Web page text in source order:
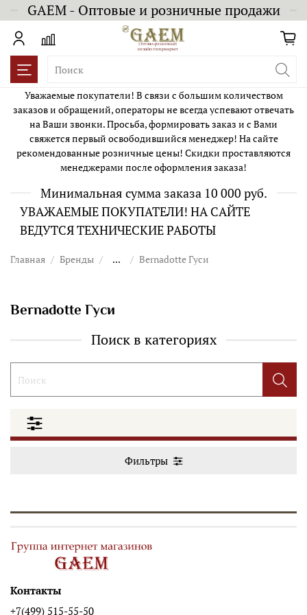
GAEM - Оптовые и розничные продажи
Уважаемые покупатели! В связи с большим количеством
заказов и обращений, операторы не всегда успевают отвечать
на Ваши звонки. Просьба, формировать заказ и с Вами
свяжется первый освободившийся менеджер! На сайте
рекомендованные розничные цены! Скидки проставляются
менеджерами после оформления заказа!
Минимальная сумма заказа 10 000 руб.
УВАЖАЕМЫЕ ПОКУПАТЕЛИ! НА САЙТЕ
ВЕДУТСЯ ТЕХНИЧЕСКИЕ РАБОТЫ
Главная Бренды ... Bernadotte Гуси
Bernadotte Гуси
Поиск в категориях
Фильтры
Контакты
+7(499) 515-55-50